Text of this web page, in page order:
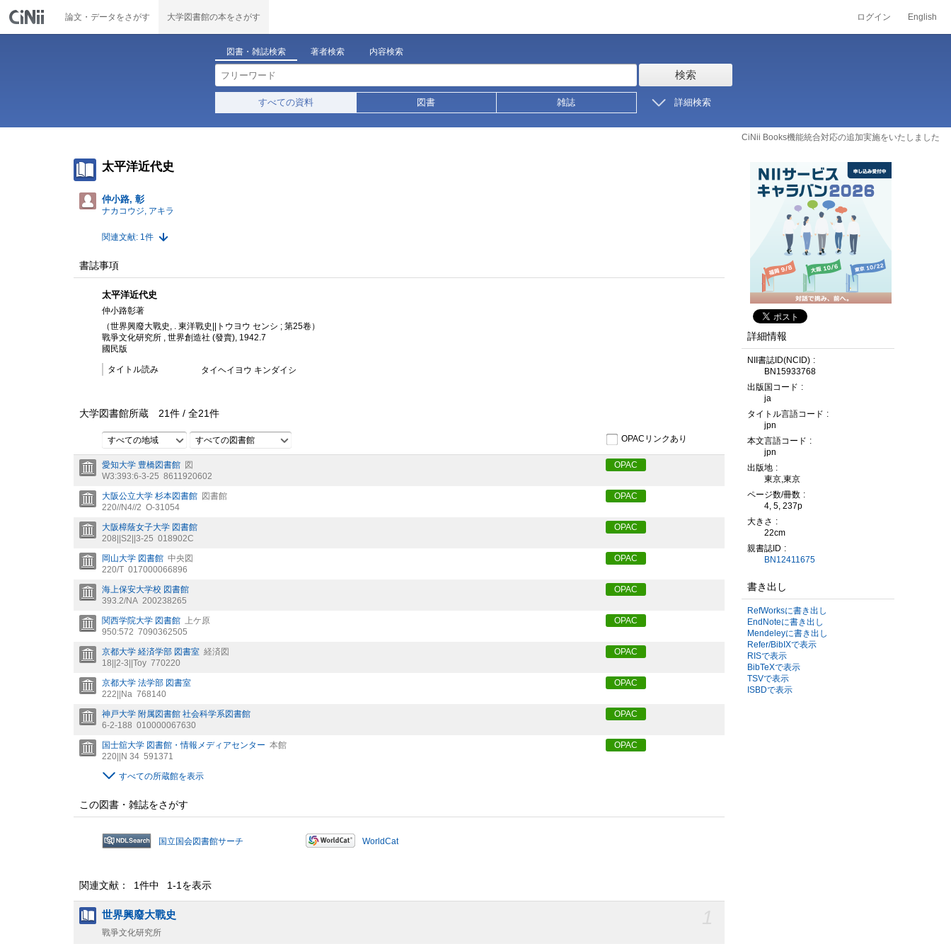
論文・データをさがす 大学図書館の本をさがす ログイン English
図書・雑誌検索 著者検索 内容検索
検索
すべての資料 図書 雑誌 詳細検索
CiNii Books機能統合対応の追加実施をいたしました
太平洋近代史
仲小路, 彰
ナカコウジ, アキラ
関連文献: 1件
書誌事項
太平洋近代史
仲小路彰著
（世界興廢大戰史, . 東洋戰史||トウヨウ センシ ; 第25卷）
戰爭文化研究所 , 世界創造社 (發賣), 1942.7
國民版
タイトル読み タイヘイヨウ キンダイシ
大学図書館所蔵 21件 / 全21件
すべての地域 すべての図書館 OPACリンクあり
愛知大学 豊橋図書館 図
W3:393:6-3-25 8611920602
OPAC
大阪公立大学 杉本図書館 図書館
220//N4//2 O-31054
OPAC
大阪樟蔭女子大学 図書館
208||S2||3-25 018902C
OPAC
岡山大学 図書館 中央図
220/T 017000066896
OPAC
海上保安大学校 図書館
393.2/NA 200238265
OPAC
関西学院大学 図書館
上ケ原
950:572 7090362505
OPAC
京都大学 経済学部 図書室 経済図
18||2-3||Toy 770220
OPAC
京都大学 法学部 図書室
222||Na 768140
OPAC
神戸大学 附属図書館 社会科学系図書館
6-2-188 010000067630
OPAC
国士舘大学 図書館・情報メディアセンター 本館
220||N 34 591371
OPAC
すべての所蔵館を表示
この図書・雑誌をさがす
国立国会図書館サーチ WorldCat
関連文献： 1件中 1-1を表示
世界興廢大戰史
戰爭文化研究所
詳細情報
NII書誌ID(NCID)
BN15933768
出版国コード
ja
タイトル言語コード
jpn
本文言語コード
jpn
出版地
東京,東京
ページ数/冊数
4, 5, 237p
大きさ
22cm
親書誌ID
BN12411675
書き出し
RefWorksに書き出し
EndNoteに書き出し
Mendeleyに書き出し
Refer/BibIXで表示
RISで表示
BibTeXで表示
TSVで表示
ISBDで表示